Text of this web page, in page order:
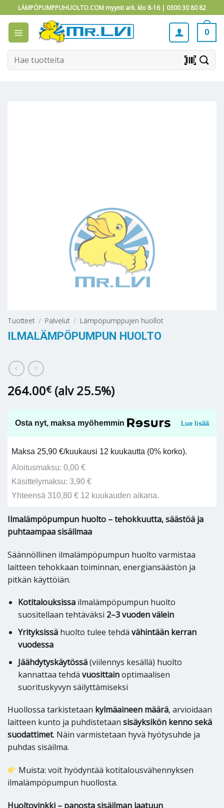
to
content
LÄMPÖPUMPPUHUOLTO.COM myynti ark. klo 8-16 | 0300 30 80 82
0
Etsi: barcode_scanner
Tuotteet / Palvelut / Lämpöpumppujen huollot
ILMALÄMPÖPUMPUN HUOLTO
264.00€ (alv 25.5%)
Osta nyt, maksa myöhemmin Lue lisää
Maksa 25,90 €/kuukausi 12 kuukautta (0% korko).
Aloitusmaksu: 0,00 €
Käsittelymaksu: 3,90 €
Yhteensä 310,80 € 12 kuukauden aikana.
Ilmalämpöpumpun huolto – tehokkuutta, säästöä ja
puhtaampaa sisäilmaa
Säännöllinen ilmalämpöpumpun huolto varmistaa
laitteen tehokkaan toiminnan, energiansäästön ja
pitkän käyttöiän.
Kotitalouksissailmalämpöpumpun huolto
suositellaan tehtäväksi 2–3 vuoden välein
Yrityksissähuolto tulee tehdä vähintään kerran
vuodessa
Jäähdytyskäytössä(viilennys kesällä) huolto
kannattaa tehdä vuosittainoptimaalisen
suorituskyvyn säilyttämiseksi
Huollossa tarkistetaan kylmäaineen määrä, arvioidaan
laitteen kunto ja puhdistetaan sisäyksikön kenno sekä
suodattimet. Näin varmistetaan hyvä hyötysuhde ja
puhdas sisäilma.
Muista: voit hyödyntää kotitalousvähennyksen
ilmalämpöpumpun huollosta.
Huoltovinkki – panosta sisäilman laatuun